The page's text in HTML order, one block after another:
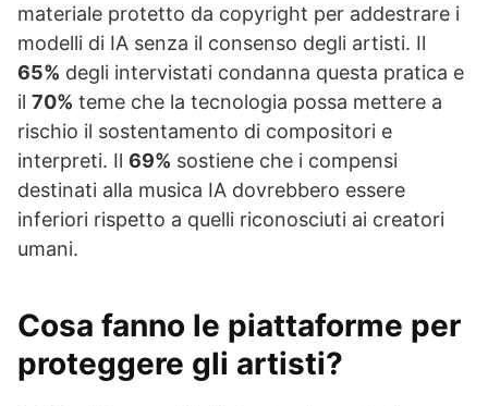
materiale protetto da copyright per addestrare i
modelli di IA senza il consenso degli artisti. Il
65% degli intervistati condanna questa pratica e
il 70% teme che la tecnologia possa mettere a
rischio il sostentamento di compositori e
interpreti. Il 69% sostiene che i compensi
destinati alla musica IA dovrebbero essere
inferiori rispetto a quelli riconosciuti ai creatori
umani.
Cosa fanno le piattaforme per
proteggere gli artisti?